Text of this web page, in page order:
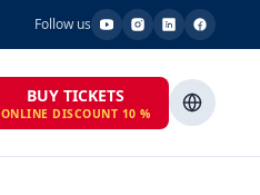
Follow us
BUY TICKETS
ONLINE DISCOUNT 10 %